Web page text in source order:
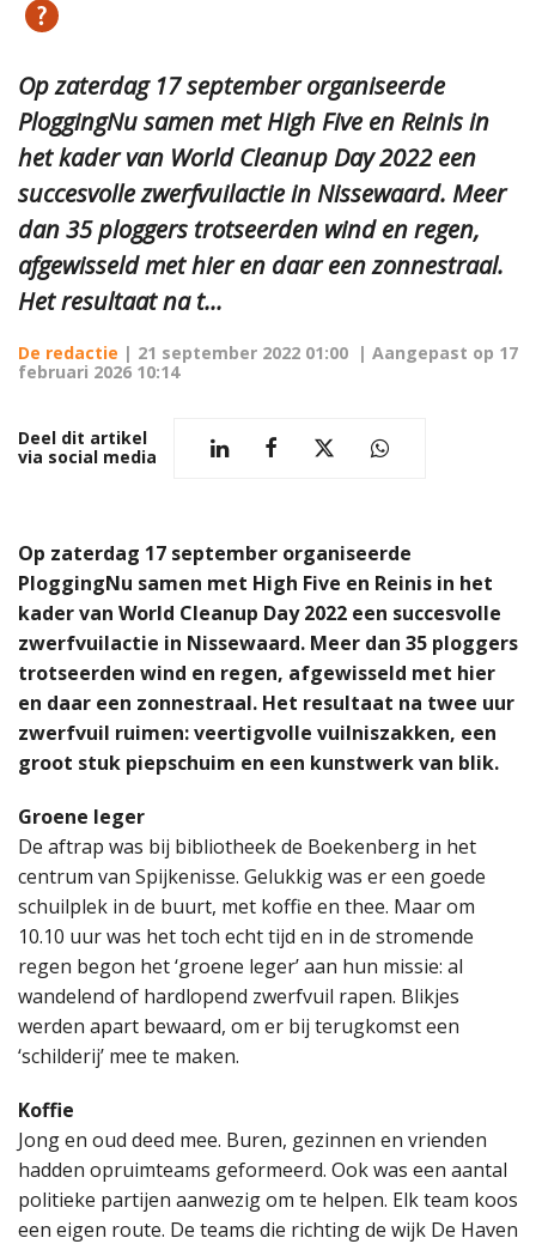
Op zaterdag 17 september organiseerde
PloggingNu samen met High Five en Reinis in
het kader van World Cleanup Day 2022 een
succesvolle zwerfvuilactie in Nissewaard. Meer
dan 35 ploggers trotseerden wind en regen,
afgewisseld met hier en daar een zonnestraal.
Het resultaat na t...
De redactie | 21 september 2022 01:00 | Aangepast op 17
februari 2026 10:14
Deel dit artikel
via social media
Op zaterdag 17 september organiseerde
PloggingNu samen met High Five en Reinis in het
kader van World Cleanup Day 2022 een succesvolle
zwerfvuilactie in Nissewaard. Meer dan 35 ploggers
trotseerden wind en regen, afgewisseld met hier
en daar een zonnestraal. Het resultaat na twee uur
zwerfvuil ruimen: veertigvolle vuilniszakken, een
groot stuk piepschuim en een kunstwerk van blik.
Groene leger
De aftrap was bij bibliotheek de Boekenberg in het
centrum van Spijkenisse. Gelukkig was er een goede
schuilplek in de buurt, met koffie en thee. Maar om
10.10 uur was het toch echt tijd en in de stromende
regen begon het ‘groene leger’ aan hun missie: al
wandelend of hardlopend zwerfvuil rapen. Blikjes
werden apart bewaard, om er bij terugkomst een
‘schilderij’ mee te maken.
Koffie
Jong en oud deed mee. Buren, gezinnen en vrienden
hadden opruimteams geformeerd. Ook was een aantal
politieke partijen aanwezig om te helpen. Elk team koos
een eigen route. De teams die richting de wijk De Haven